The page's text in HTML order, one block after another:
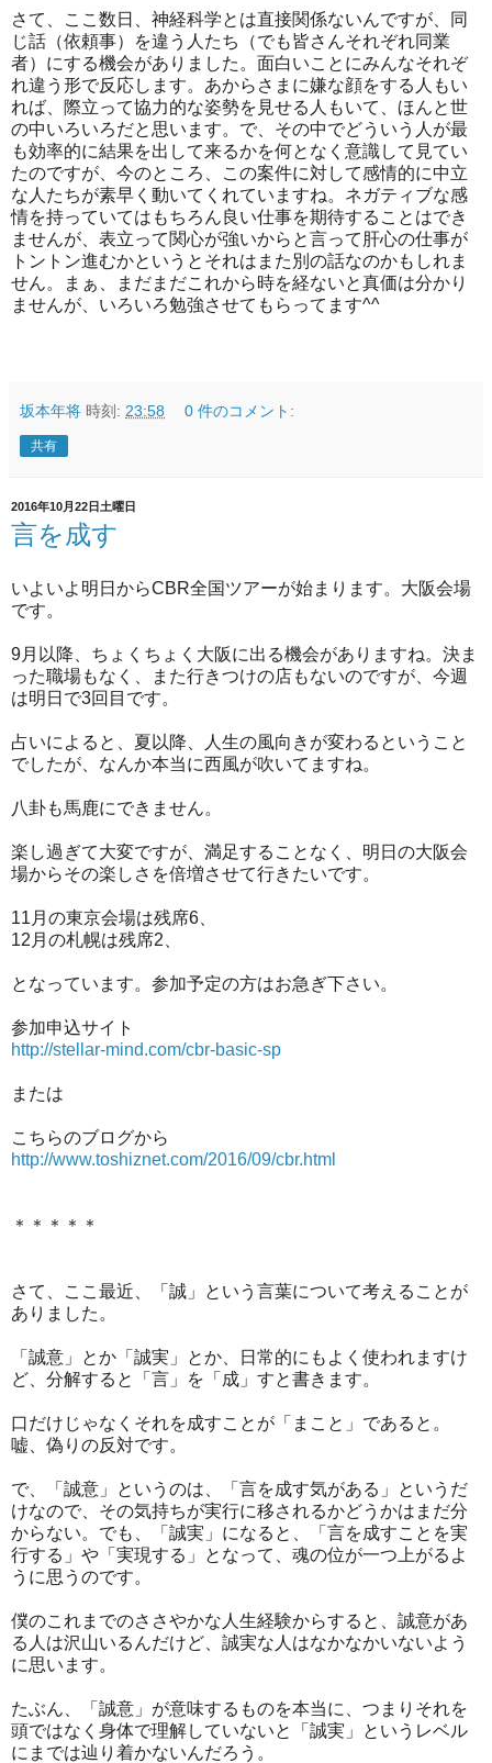
さて、ここ数日、神経科学とは直接関係ないんですが、同
じ話（依頼事）を違う人たち（でも皆さんそれぞれ同業
者）にする機会がありました。面白いことにみんなそれぞ
れ違う形で反応します。あからさまに嫌な顔をする人もい
れば、際立って協力的な姿勢を見せる人もいて、ほんと世
の中いろいろだと思います。で、その中でどういう人が最
も効率的に結果を出して来るかを何となく意識して見てい
たのですが、今のところ、この案件に対して感情的に中立
な人たちが素早く動いてくれていますね。ネガティブな感
情を持っていてはもちろん良い仕事を期待することはでき
ませんが、表立って関心が強いからと言って肝心の仕事が
トントン進むかというとそれはまた別の話なのかもしれま
せん。まぁ、まだまだこれから時を経ないと真価は分かり
ませんが、いろいろ勉強させてもらってます^^
坂本年将 時刻: 23:58 0 件のコメント:
共有
2016年10月22日土曜日
言を成す
いよいよ明日からCBR全国ツアーが始まります。大阪会場
です。
9月以降、ちょくちょく大阪に出る機会がありますね。決ま
った職場もなく、また行きつけの店もないのですが、今週
は明日で3回目です。
占いによると、夏以降、人生の風向きが変わるということ
でしたが、なんか本当に西風が吹いてますね。
八卦も馬鹿にできません。
楽し過ぎて大変ですが、満足することなく、明日の大阪会
場からその楽しさを倍増させて行きたいです。
11月の東京会場は残席6、
12月の札幌は残席2、
となっています。参加予定の方はお急ぎ下さい。
参加申込サイト
http://stellar-mind.com/cbr-basic-sp
または
こちらのブログから
http://www.toshiznet.com/2016/09/cbr.html
＊＊＊＊＊
さて、ここ最近、「誠」という言葉について考えることが
ありました。
「誠意」とか「誠実」とか、日常的にもよく使われますけ
ど、分解すると「言」を「成」すと書きます。
口だけじゃなくそれを成すことが「まこと」であると。
嘘、偽りの反対です。
で、「誠意」というのは、「言を成す気がある」というだ
けなので、その気持ちが実行に移されるかどうかはまだ分
からない。でも、「誠実」になると、「言を成すことを実
行する」や「実現する」となって、魂の位が一つ上がるよ
うに思うのです。
僕のこれまでのささやかな人生経験からすると、誠意があ
る人は沢山いるんだけど、誠実な人はなかなかいないよう
に思います。
たぶん、「誠意」が意味するものを本当に、つまりそれを
頭ではなく身体で理解していないと「誠実」というレベル
にまでは辿り着かないんだろう。